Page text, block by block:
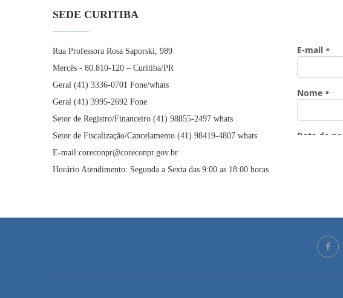
SEDE CURITIBA
Rua Professora Rosa Saporski, 989
Mercês - 80.810-120 – Curitiba/PR
Geral (41) 3336-0701 Fone/whats
Geral (41) 3995-2692 Fone
Setor de Registro/Financeiro (41) 98855-2497 whats
Setor de Fiscalização/Cancelamento (41) 98419-4807 whats
E-mail:coreconpr@coreconpr.gov.br
Horário Atendimento: Segunda a Sexta das 9:00 as 18:00 horas